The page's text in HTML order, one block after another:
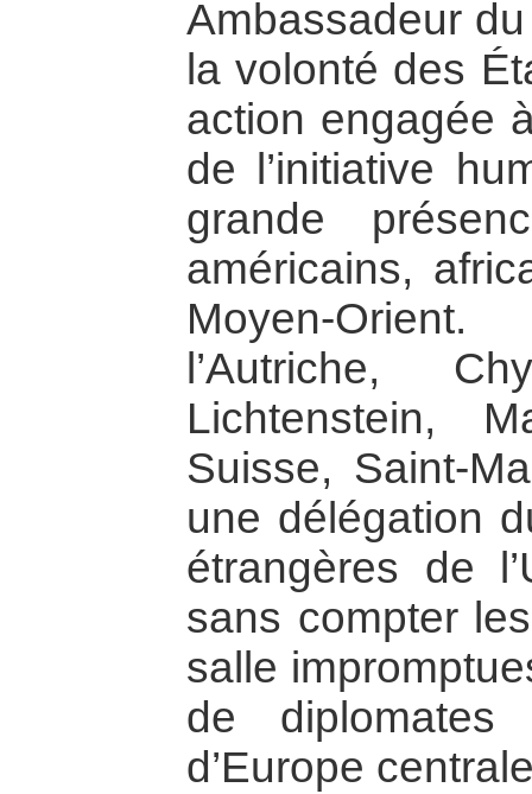
Ambassadeur
la volonté des
action engagée
de l’initiative
grande
américains,
Moyen-
l’Autriche,
Lichtenstein,
Suisse, Saint-
une délégation
étrangères de
sans compter
salle
de
d’Europe